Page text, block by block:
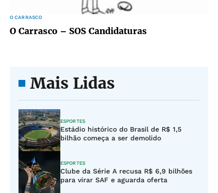
O CARRASCO
O Carrasco – SOS Candidaturas
Mais Lidas
ESPORTES
Estádio histórico do Brasil de R$ 1,5
bilhão começa a ser demolido
ESPORTES
Clube da Série A recusa R$ 6,9 bilhões
para virar SAF e aguarda oferta